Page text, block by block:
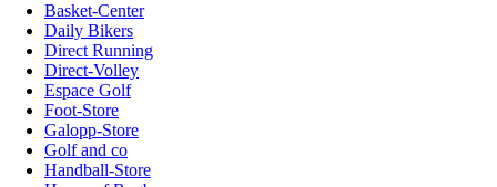
Basket-Center
Daily Bikers
Direct Running
Direct-Volley
Espace Golf
Foot-Store
Galopp-Store
Golf and co
Handball-Store